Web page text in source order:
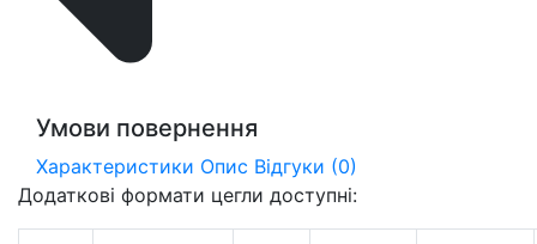
Умови повернення
Характеристики Опис Відгуки (0)
Додаткові формати цегли доступні: